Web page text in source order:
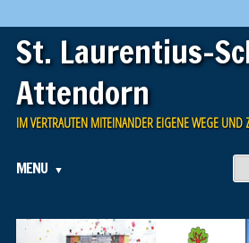
St. Laurentius-
Attendorn
IM VERTRAUTEN MITEINANDER EIGENE WEGE
Main menu
MENU